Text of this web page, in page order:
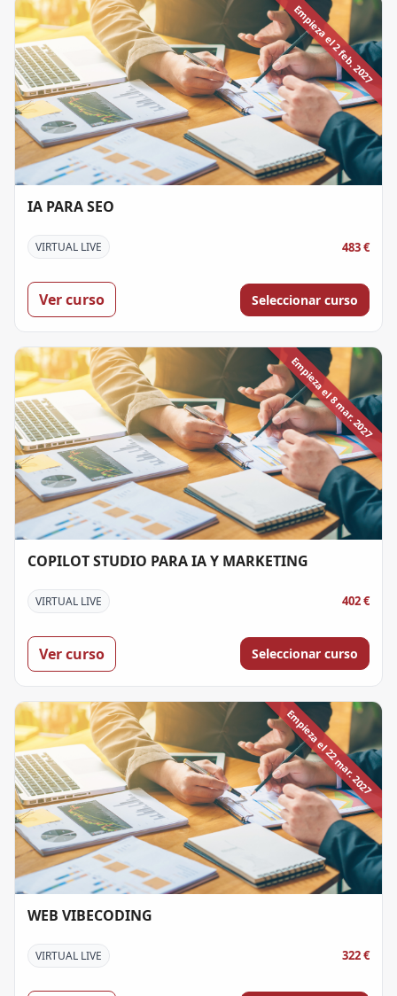
Empieza el 2 feb. 2027
IA PARA SEO
VIRTUAL LIVE 483 €
Ver curso Seleccionar curso
Empieza el 8 mar. 2027
COPILOT STUDIO PARA IA Y MARKETING
VIRTUAL LIVE 402 €
Ver curso Seleccionar curso
Empieza el 22 mar. 2027
WEB VIBECODING
VIRTUAL LIVE 322 €